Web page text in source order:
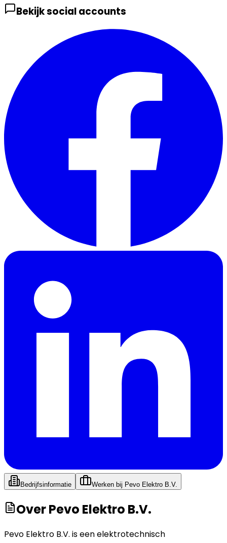
Bekijk social accounts
Bedrijfsinformatie Werken bij Pevo Elektro B.V.
OverPevo Elektro B.V.
Pevo Elektro B.V. is een elektrotechnisch